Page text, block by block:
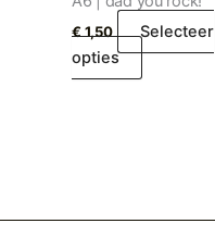
€1,50
Selecteer
opties